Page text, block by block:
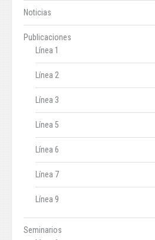
Noticias
Publicaciones
Línea 1
Línea 2
Línea 3
Línea 5
Línea 6
Línea 7
Línea 9
Seminarios